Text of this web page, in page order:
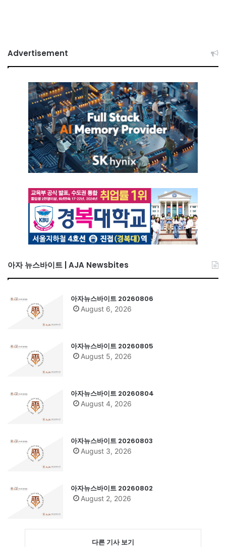
Advertisement
아자 뉴스바이트 | AJA Newsbites
아자뉴스바이트 20260806
August 6, 2026
아자뉴스바이트 20260805
August 5, 2026
아자뉴스바이트 20260804
August 4, 2026
아자뉴스바이트 20260803
August 3, 2026
아자뉴스바이트 20260802
August 2, 2026
다른 기사 보기